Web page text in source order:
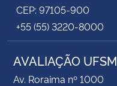
CEP: 97105-900
+55 (55) 3220-8000
AVALIAÇÃO UFSM
Av. Roraima nº 1000